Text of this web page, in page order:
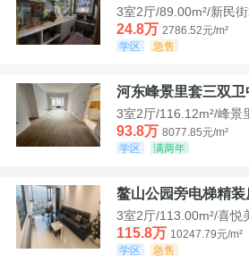
3室2厅/89.00m²/新民
24.8万 2786.52元/m²
学区
急售
河东峰景里套三双
3室2厅/116.12m²/峰景
93.8万 8077.85元/m²
学区
满两年
鳌山公园旁电梯精装
3室2厅/113.00m²/喜悦
115.8万 10247.79元/m²
学区
急售